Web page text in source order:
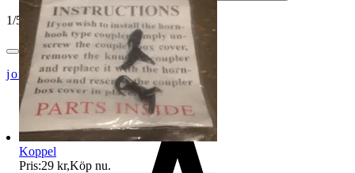
1/5
jon-52
Koppel
Pris:29 kr,Köp nu.